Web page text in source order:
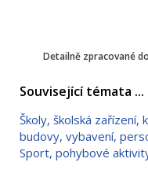
Detailně zpracované
Související témata ...
Školy, školská zařízení,
budovy, vybavení,
Sport, pohybové